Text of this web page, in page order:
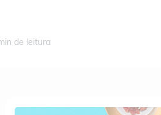
de leitura